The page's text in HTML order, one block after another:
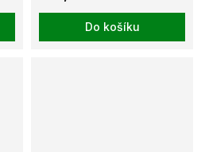
Do košíku